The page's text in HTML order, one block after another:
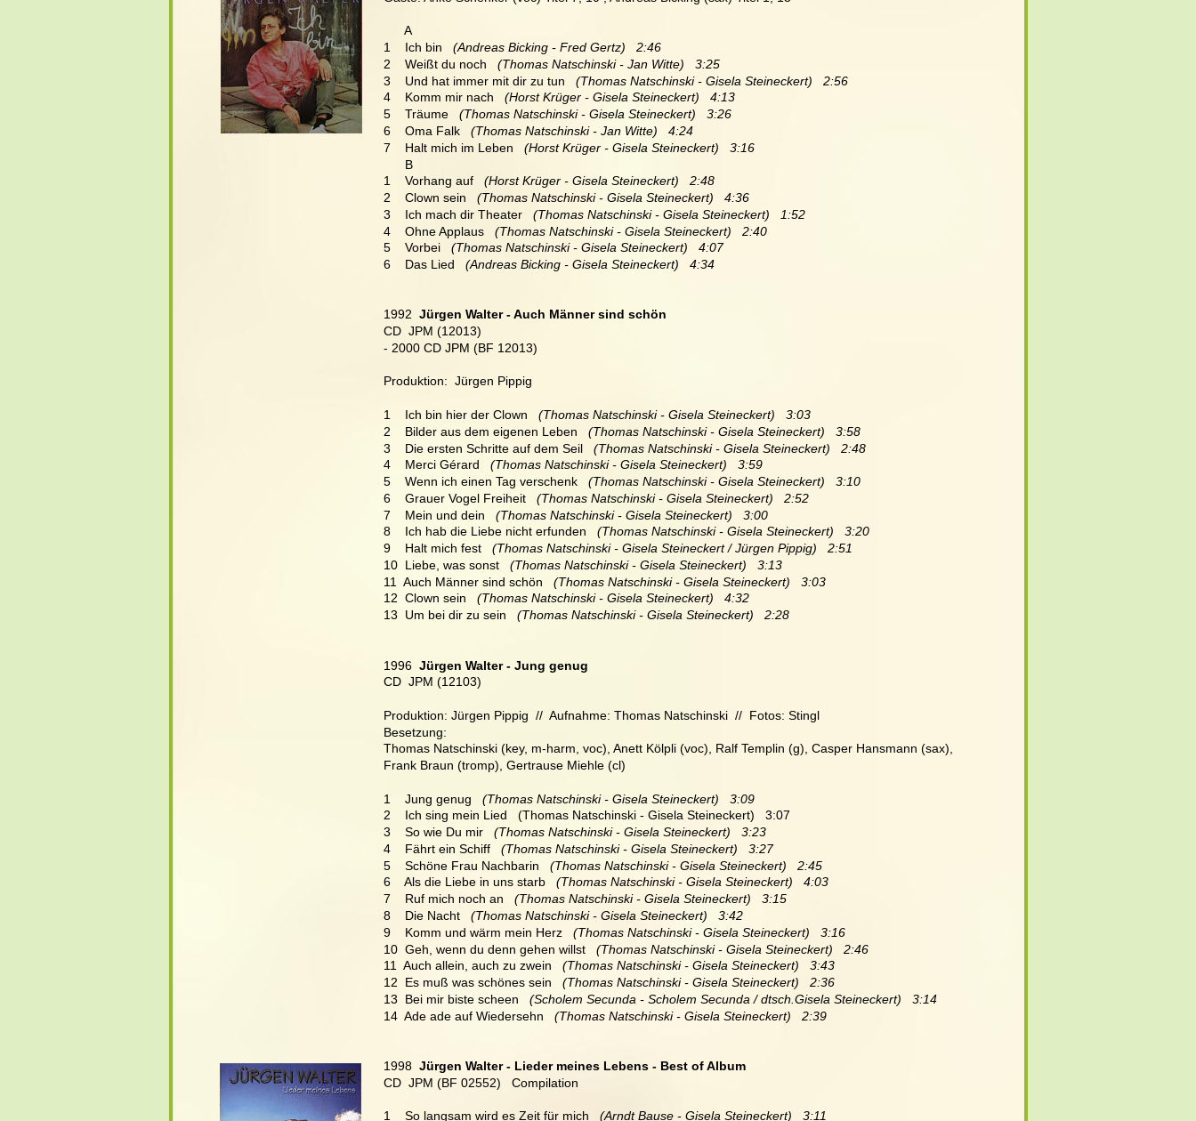
      A
1    Ich bin (Andreas Bicking - Fred Gertz)   2:46
2    Weißt du noch (Thomas Natschinski - Jan Witte)   3:25
3    Und hat immer mit dir zu tun
(Thomas Natschinski - Gisela Steineckert)   2:56
4    Komm mir nach
  (Horst Krüger - Gisela Steineckert)   4:13
5    Träume
(Thomas Natschinski - Gisela Steineckert)   3:26
6    Oma Falk
(Thomas Natschinski - Jan Witte)   4:24
7    Halt mich im Leben (Horst Krüger - Gisela Steineckert)   3:16
      B
1    Vorhang auf
(Horst Krüger - Gisela Steineckert)   2:48
2    Clown sein
(Thomas Natschinski - Gisela Steineckert)   4:36
3    Ich mach dir Theater (Thomas Natschinski - Gisela Steineckert)   1:52
4    Ohne Applaus
(Thomas Natschinski - Gisela Steineckert)   2:40
5    Vorbei (Thomas Natschinski - Gisela Steineckert)   4:07
6    Das Lied
(Andreas Bicking - Gisela Steineckert)   4:34
1992
  Jürgen Walter - Auch Männer sind schön
CD  JPM (12013)
- 2000 CD JPM (BF 12013)
Produktion:  Jürgen Pippig
1    Ich bin hier der Clown (Thomas Natschinski - Gisela Steineckert)   3:03
2    Bilder aus dem eigenen Leben
(Thomas Natschinski - Gisela Steineckert)   3:58
3    Die ersten Schritte auf dem Seil (Thomas Natschinski - Gisela Steineckert)   2:48
4    Merci Gérard (Thomas Natschinski - Gisela Steineckert)   3:59
5    Wenn ich einen Tag verschenk
(Thomas Natschinski - Gisela Steineckert)   3:10
6    Grauer Vogel Freiheit
(Thomas Natschinski - Gisela Steineckert)   2:52
7    Mein und dein (Thomas Natschinski - Gisela Steineckert)   3:00
8    Ich hab die Liebe nicht erfunden
(Thomas Natschinski - Gisela Steineckert)   3:20
9    Halt mich fest
  (Thomas Natschinski - Gisela Steineckert / Jürgen Pippig)   2:51
10  Liebe, was sonst (Thomas Natschinski - Gisela Steineckert)   3:13
11  Auch Männer sind schön (Thomas Natschinski - Gisela Steineckert)   3:03
12  Clown sein
  (Thomas Natschinski - Gisela Steineckert)   4:32
13  Um bei dir zu sein (Thomas Natschinski - Gisela Steineckert)   2:28
1996
  Jürgen Walter - Jung genug
CD  JPM (12103)
Produktion: Jürgen Pippig  //  Aufnahme: Thomas Natschinski  //  Fotos: Stingl
Besetzung:
Thomas Natschinski (key, m-harm, voc), Anett Kölpli (voc), Ralf Templin (g), Casper Hansmann (sax),
Frank Braun (tromp), Gertrause Miehle (cl)
1    Jung genug
  (Thomas Natschinski - Gisela Steineckert)   3:09
2    Ich sing mein Lied   (Thomas Natschinski - Gisela Steineckert)   3:07
3    So wie Du mir (Thomas Natschinski - Gisela Steineckert)   3:23
4    Fährt ein Schiff (Thomas Natschinski - Gisela Steineckert)   3:27
5    Schöne Frau Nachbarin
(Thomas Natschinski - Gisela Steineckert)   2:45
6    Als die Liebe in uns starb
(Thomas Natschinski - Gisela Steineckert)   4:03
7    Ruf mich noch an (Thomas Natschinski - Gisela Steineckert)   3:15
8    Die Nacht
  (Thomas Natschinski - Gisela Steineckert)   3:42
9    Komm und wärm mein Herz
(Thomas Natschinski - Gisela Steineckert)   3:16
10  Geh, wenn du denn gehen willst
(Thomas Natschinski - Gisela Steineckert)   2:46
11  Auch allein, auch zu zwein
(Thomas Natschinski - Gisela Steineckert)   3:43
12  Es muß was schönes sein
  (Thomas Natschinski - Gisela Steineckert)   2:36
13  Bei mir biste scheen
(Scholem Secunda - Scholem Secunda / dtsch.Gisela Steineckert)   3:14
14  Ade ade auf Wiedersehn (Thomas Natschinski - Gisela Steineckert)   2:39
1998
  Jürgen Walter - Lieder meines Lebens - Best of Album
CD  JPM (BF 02552)   Compilation
1    So langsam wird es Zeit für mich (Arndt Bause - Gisela Steineckert)   3:11